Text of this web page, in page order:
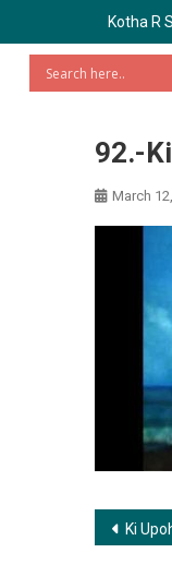
Kotha R
92.-
March
Post
Ki Upohar